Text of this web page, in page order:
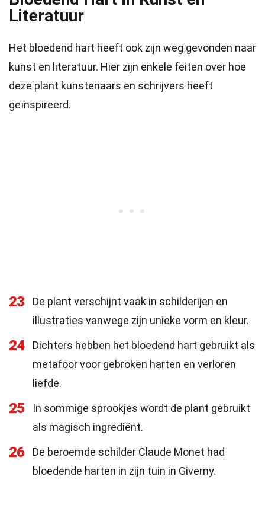
Literatuur
Het bloedend hart heeft ook zijn weg gevonden naar
kunst en literatuur. Hier zijn enkele feiten over hoe
deze plant kunstenaars en schrijvers heeft
geïnspireerd.
23
De plant verschijnt vaak in schilderijen en
illustraties vanwege zijn unieke vorm en kleur.
24
Dichters hebben het bloedend hart gebruikt als
metafoor voor gebroken harten en verloren
liefde.
25
In sommige sprookjes wordt de plant gebruikt
als magisch ingrediënt.
26
De beroemde schilder Claude Monet had
bloedende harten in zijn tuin in Giverny.